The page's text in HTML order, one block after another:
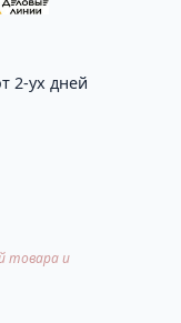
2-ух дней
товара и